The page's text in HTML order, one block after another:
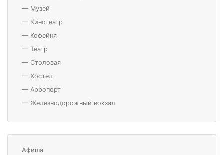
— Музей
— Кинотеатр
— Кофейня
— Театр
— Столовая
— Хостел
— Аэропорт
— Железнодорожный вокзал
Афиша